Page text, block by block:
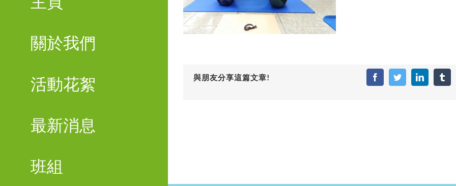
關於我們
活動花絮
最新消息
班組
與朋友分享這篇文章! FacebookTwitterLinkedIn